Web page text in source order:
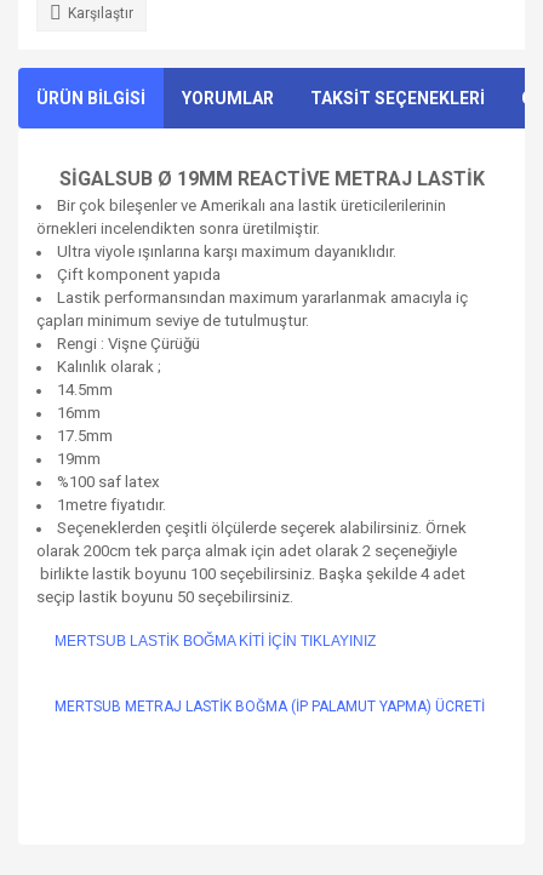
Karşılaştır
ÜRÜN BİLGİSİ YORUMLAR TAKSİT SEÇENEKLERİ
SİGALSUB Ø 19MM REACTİVE METRAJ LASTİK
Bir çok bileşenler ve Amerikalı ana lastik üreticilerilerinin
örnekleri incelendikten sonra üretilmiştir.
Ultra viyole ışınlarına karşı maximum dayanıklıdır.
Çift komponent yapıda
Lastik performansından maximum yararlanmak amacıyla iç
çapları minimum seviye de tutulmuştur.
Rengi : Vişne Çürüğü
Kalınlık olarak ;
14.5mm
16mm
17.5mm
19mm
%100 saf latex
1metre fiyatıdır.
Seçeneklerden çeşitli ölçülerde seçerek alabilirsiniz. Örnek
olarak 200cm tek parça almak için adet olarak 2 seçeneğiyle
birlikte lastik boyunu 100 seçebilirsiniz. Başka şekilde 4 adet
seçip lastik boyunu 50 seçebilirsiniz.
MERTSUB LASTİK BOĞMA KİTİ İÇİN TIKLAYINIZ
MERTSUB METRAJ LASTİK BOĞMA (İP PALAMUT YAPMA) ÜCRETİ